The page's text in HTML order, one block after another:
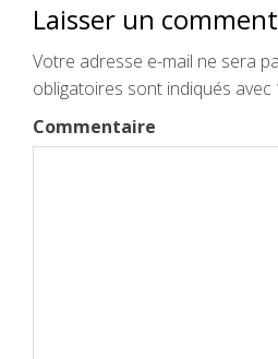
Laisser un
Votre adresse e-mail ne sera
obligatoires sont indiqués avec
Commentaire